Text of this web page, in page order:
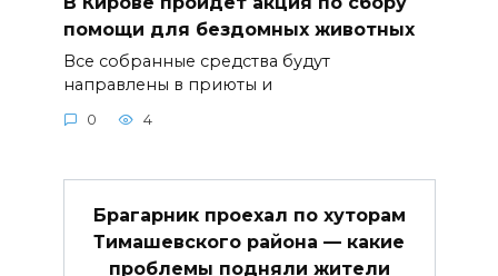
помощи для бездомных животных
Все собранные средства будут
направлены в приюты и
0 4
Брагарник проехал по хуторам
Тимашевского района — какие
проблемы подняли жители